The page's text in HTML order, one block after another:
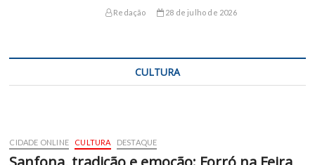
Redação 28 de julho de 2026
CULTURA
CIDADE ONLINE CULTURA DESTAQUE